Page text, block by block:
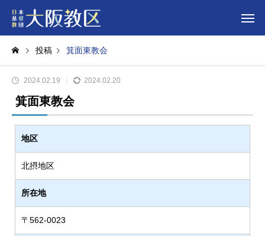
投稿 箕面東教会
2024.02.19 2024.02.20
箕面東教会
地区
北摂地区
所在地
〒562-0023